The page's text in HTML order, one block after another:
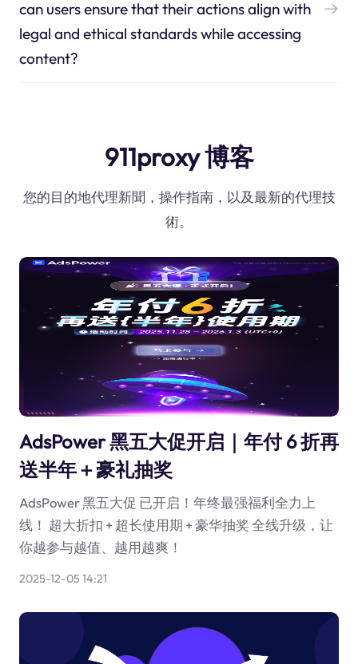
can users ensure that their actions align with
legal and ethical standards while accessing
content?
911proxy 博客
您的目的地代理新聞，操作指南，以及最新的代理技
術。
AdsPower 黑五大促开启｜年付 6 折再
送半年＋豪礼抽奖
AdsPower 黑五大促 已开启！年终最强福利全力上
线！ 超大折扣 + 超长使用期 + 豪华抽奖 全线升级，让
你越参与越值、越用越爽！
2025-12-05 14:21